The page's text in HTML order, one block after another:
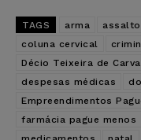
TAGS arma assalto
coluna cervical
Décio Teixeira de
despesas médicas
Empreendimentos
farmácia pague menos